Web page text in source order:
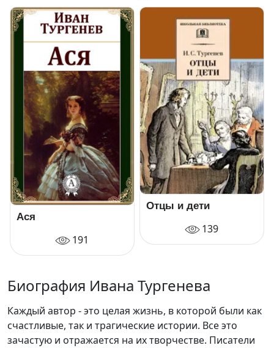
Ася
191
Отцы и дети
139
Биография Ивана Тургенева
Каждый автор - это целая жизнь, в которой были как
счастливые, так и трагические истории. Все это
зачастую и отражается на их творчестве. Писатели